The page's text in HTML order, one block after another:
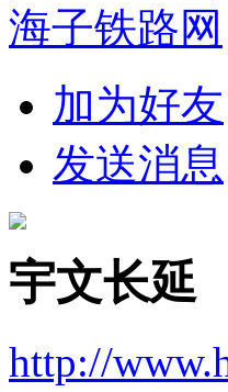
海子铁路网
加为好友
发送消息
宇文长延
http://